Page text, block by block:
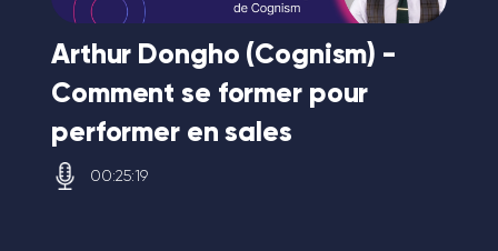
Arthur Dongho (Cognism) -
Comment se former pour
performer en sales
00:25:19